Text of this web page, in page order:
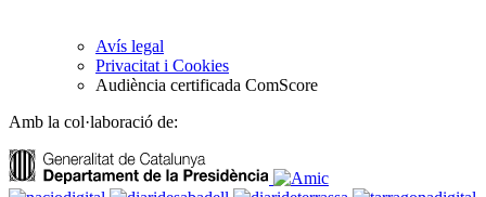
Avís legal
Privacitat i Cookies
Audiència certificada ComScore
Amb la col·laboració de: